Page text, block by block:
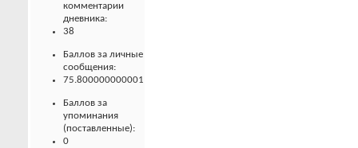
комментарии
дневника:
38
Баллов за личные
сообщения:
75.800000000001
Баллов за
упоминания
(поставленные):
0